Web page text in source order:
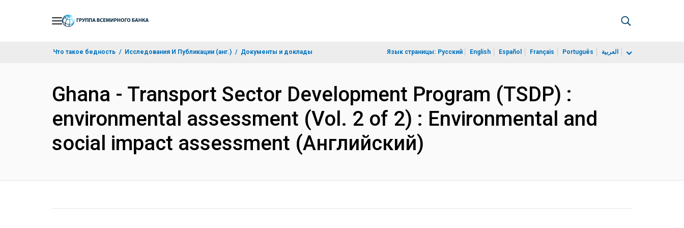
Что такое бедность Исследования И Публикации (анг.) Документы и доклады Язык страницы: Русский English Español Français Português العربية
Ghana - Transport Sector Development Program (TSDP) :
environmental assessment (Vol. 2 of 2) : Environmental and
social impact assessment (Английский)